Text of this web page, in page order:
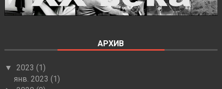
АРХИВ
▼ 2023 (1)
янв. 2023(1)